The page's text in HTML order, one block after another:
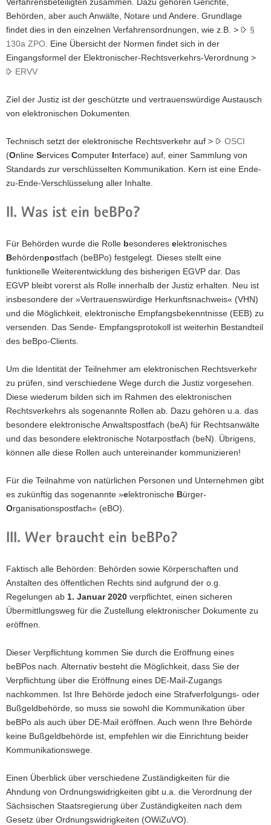
a
v
i
g
a
i
o
Behörden, aber auch Anwälte, Notare und Andere. Grundlage
findet dies in den einzelnen Verfahrensordnungen, wie z.B. >
§
130a ZPO . Eine Übersicht der Normen findet sich in der
Eingangsformel der Elektronischer-Rechtsverkehrs-Verordnung >
ERVV
Ziel der Justiz ist der geschützte und vertrauenswürdige Austausch
von elektronischen Dokumenten.
Technisch setzt der elektronische Rechtsverkehr auf >
OSCI
(Online Services Computer Interface) auf, einer Sammlung von
Standards zur verschlüsselten Kommunikation. Kern ist eine Ende-
zu-Ende-Verschlüsselung aller Inhalte.
II. Was ist ein beBPo?
Für Behörden wurde die Rolle besonderes elektronisches
Behördenpostfach (beBPo) festgelegt. Dieses stellt eine
funktionelle Weiterentwicklung des bisherigen EGVP dar. Das
EGVP bleibt vorerst als Rolle innerhalb der Justiz erhalten. Neu ist
insbesondere der »Vertrauenswürdige Herkunftsnachweis« (VHN)
und die Möglichkeit, elektronische Empfangsbekenntnisse (EEB) zu
versenden. Das Sende- Empfangsprotokoll ist weiterhin Bestandteil
des beBpo-Clients.
Um die Identität der Teilnehmer am elektronischen Rechtsverkehr
zu prüfen, sind verschiedene Wege durch die Justiz vorgesehen.
Diese wiederum bilden sich im Rahmen des elektronischen
Rechtsverkehrs als sogenannte Rollen ab. Dazu gehören u.a. das
besondere elektronische Anwaltspostfach (beA) für Rechtsanwälte
und das besondere elektronische Notarpostfach (beN). Übrigens,
können alle diese Rollen auch untereinander kommunizieren!
Für die Teilnahme von natürlichen Personen und Unternehmen gibt
es zukünftig das sogenannte »elektronische Bürger-
Organisationspostfach« (eBO).
III. Wer braucht ein beBPo?
Faktisch alle Behörden: Behörden sowie Körperschaften und
Anstalten des öffentlichen Rechts sind aufgrund der o.g.
Regelungen ab 1. Januar 2020 verpflichtet, einen sicheren
Übermittlungsweg für die Zustellung elektronischer Dokumente zu
eröffnen.
Dieser Verpflichtung kommen Sie durch die Eröffnung eines
beBPos nach. Alternativ besteht die Möglichkeit, dass Sie der
Verpflichtung über die Eröffnung eines DE-Mail-Zugangs
nachkommen. Ist Ihre Behörde jedoch eine Strafverfolgungs- oder
Bußgeldbehörde, so muss sie sowohl die Kommunikation über
beBPo als auch über DE-Mail eröffnen. Auch wenn Ihre Behörde
keine Bußgeldbehörde ist, empfehlen wir die Einrichtung beider
Kommunikationswege.
Einen Überblick über verschiedene Zuständigkeiten für die
Ahndung von Ordnungswidrigkeiten gibt u.a. die Verordnung der
Sächsischen Staatsregierung über Zuständigkeiten nach dem
Gesetz über Ordnungswidrigkeiten (OWiZuVO).